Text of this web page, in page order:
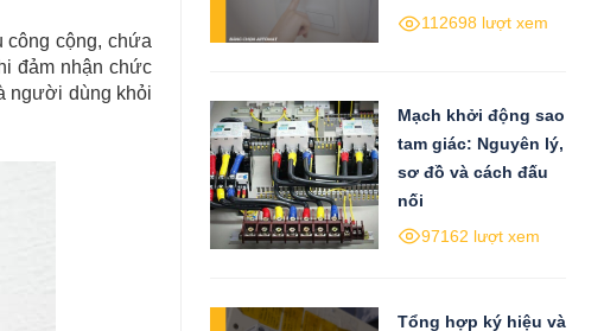
công cộng, chứa
đảm nhận chức
người dùng khỏi
112698 lượt xem
Mạch khởi động sao
tam giác: Nguyên lý,
sơ đồ và cách đấu
nối
97162 lượt xem
Tổng hợp ký hiệu và